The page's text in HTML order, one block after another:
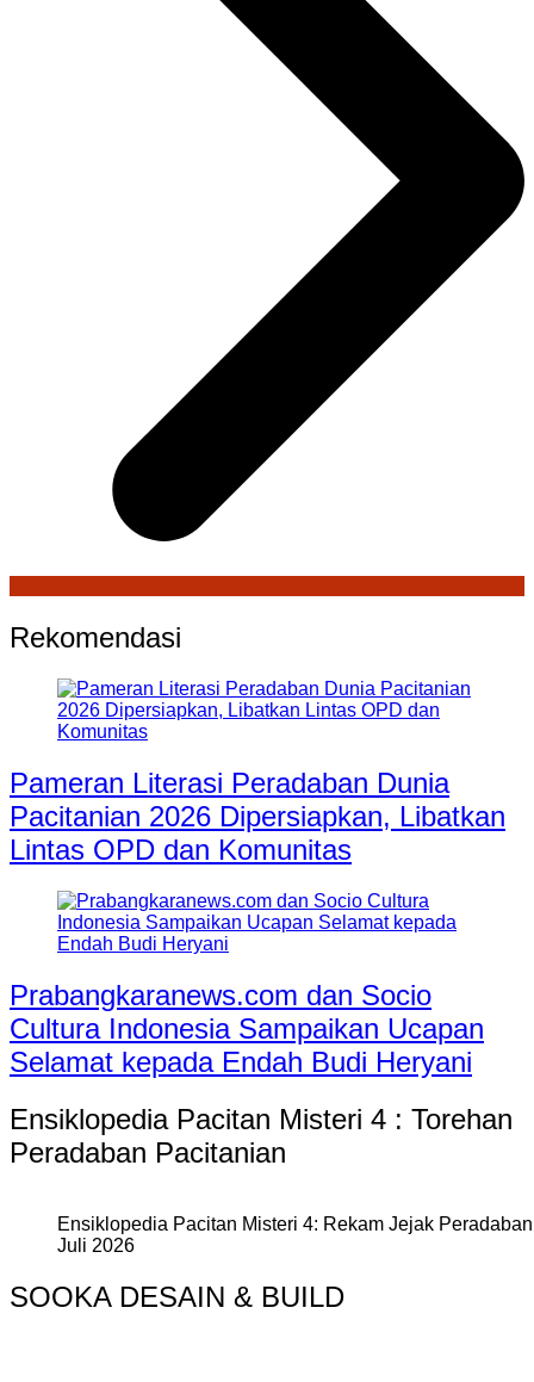
Rekomendasi
Pameran Literasi Peradaban Dunia
Pacitanian 2026 Dipersiapkan, Libatkan
Lintas OPD dan Komunitas
Prabangkaranews.com dan Socio
Cultura Indonesia Sampaikan Ucapan
Selamat kepada Endah Budi Heryani
Ensiklopedia Pacitan Misteri 4 : Torehan
Peradaban Pacitanian
Ensiklopedia Pacitan Misteri 4: Rekam Jejak
Juli 2026
SOOKA DESAIN & BUILD